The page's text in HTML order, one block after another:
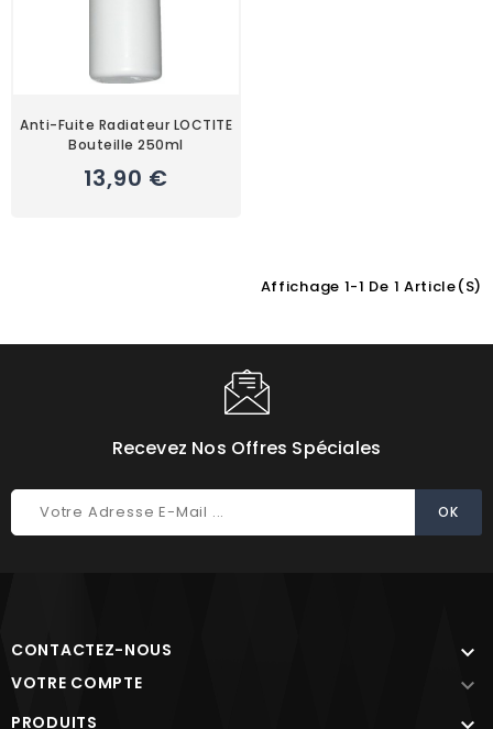
Anti-Fuite Radiateur LOCTITE
Bouteille 250ml
13,90 €
Affichage 1-1 De 1 Article(s)
Recevez Nos Offres Spéciales
CONTACTEZ-NOUS 
VOTRE COMPTE 
PRODUITS